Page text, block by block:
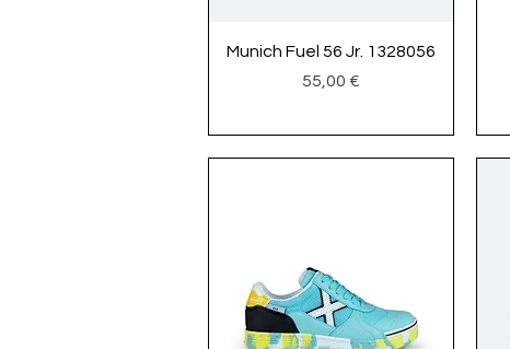
Vista rápida
Munich Fuel 56 Jr. 1328056
Precio
55,00 €